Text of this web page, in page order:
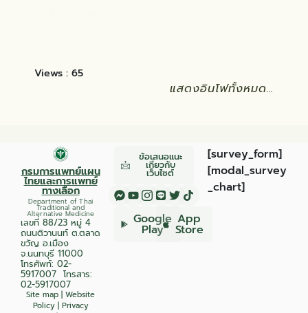
Views : 65
แสดงอินโฟทั้งหมด…
กรมการแพทย์แผน
ไทยและการแพทย์
ทางเลือก
Department of Thai
Traditional and
Alternative Medicine
เลขที่ 88/23 หมู่ 4
ถนนติวานนท์ ต.ตลาด
ขวัญ อ.เมือง
จ.นนทบุรี 11000
โทรศัพท์: 02-
5917007 โทรสาร:
02-5917007
Site map | Website
Policy| Privacy
ข้อเสนอแนะ
เกี่ยวกับ
เว็บไซต์
Google
Play
App
Store
[survey_form]
[modal_survey
_chart]